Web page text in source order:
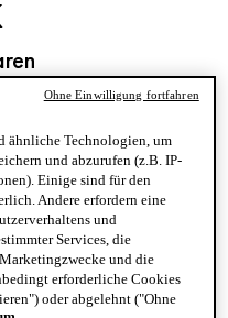
ähnliche Technologien, um
und abzurufen (z.B. IP-
Einige sind für den
Andere erfordern eine
und
Services, die
und die
erforderliche Cookies
oder abgelehnt ("Ohne
Ohne Einwilligung fortfahren